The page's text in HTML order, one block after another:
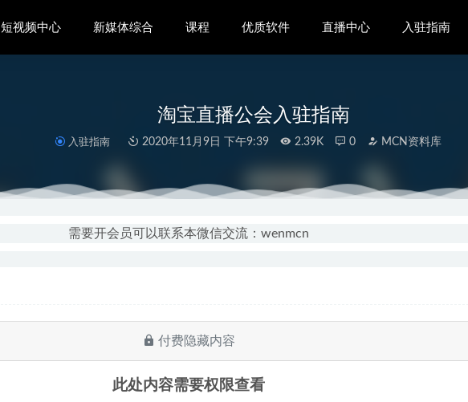
短视频中心 新媒体综合 课程 优质软件 直播中心 入驻指南
淘宝直播公会入驻指南
入驻指南 2020年11月9日 下午9:39 2.39K 0 MCN资料库
需要开会员可以联系本微信交流：wenmcn
付费隐藏内容
此处内容需要权限查看
从零开始学摄影视频课程 2021-06-08
知乎MCN机构入驻指南 2020-11-09